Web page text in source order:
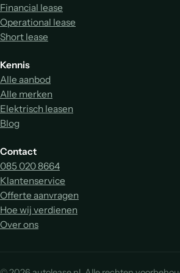
Financial lease
Operational lease
Short lease
Kennis
Alle aanbod
Alle merken
Elektrisch leasen
Blog
Contact
085 020 8664
Klantenservice
Offerte aanvragen
Hoe wij verdienen
Over ons